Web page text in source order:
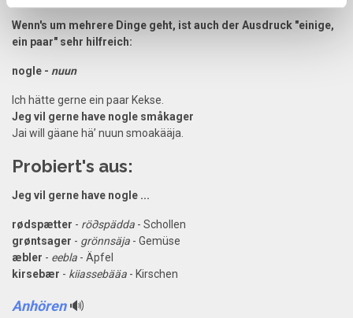
Wenn's um mehrere Dinge geht, ist auch der Ausdruck "einige,
ein paar" sehr hilfreich:
nogle - nuun
Ich hätte gerne ein paar Kekse.
Jeg vil gerne have nogle småkager
Jai will gäane hä’ nuun smoakääja.
Probiert's aus:
Jeg vil gerne have nogle ...
rødspætter - rö∂spädda - Schollen
grøntsager - grönnsäja - Gemüse
æbler - eebla - Äpfel
kirsebær - kiiassebääa - Kirschen
Anhören🔊